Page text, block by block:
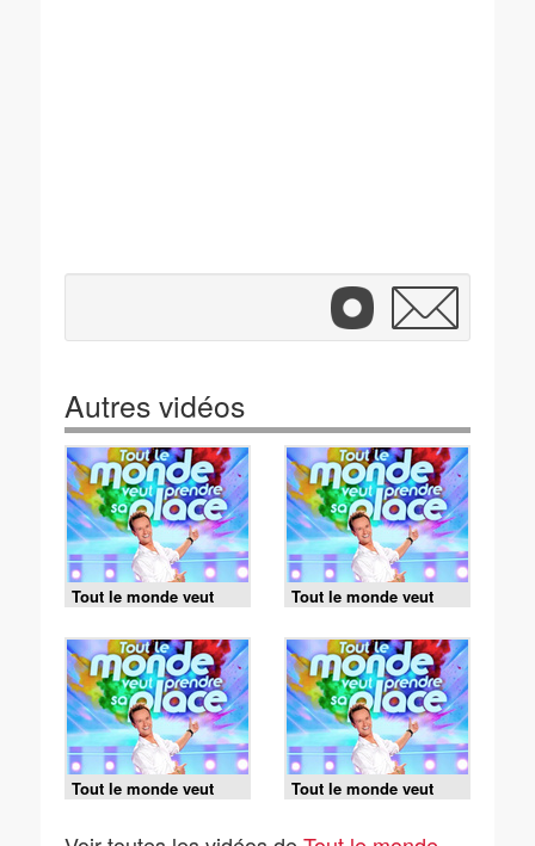
Autres vidéos
Tout le monde veut
prendre sa place -
06/08/2026
Tout le monde veut
prendre sa place -
05/08/2026
Tout le monde veut
prendre sa place -
Tout le monde veut
prendre sa place -